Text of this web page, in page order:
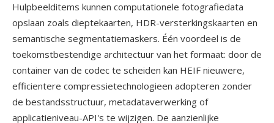
Hulpbeelditems kunnen computationele fotografiedata
opslaan zoals dieptekaarten, HDR-versterkingskaarten en
semantische segmentatiemaskers. Één voordeel is de
toekomstbestendige architectuur van het formaat: door de
container van de codec te scheiden kan HEIF nieuwere,
efficientere compressietechnologieen adopteren zonder
de bestandsstructuur, metadataverwerking of
applicatieniveau-API's te wijzigen. De aanzienlijke